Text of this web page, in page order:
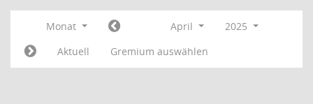
Monat April
2025
Aktuell
Gremium auswählen